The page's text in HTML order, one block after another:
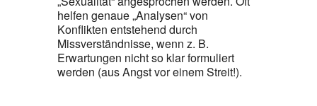
helfen genaue „Analysen“ von
Konflikten entstehend durch
Missverständnisse, wenn z. B.
Erwartungen nicht so klar formuliert
werden (aus Angst vor einem Streit!).